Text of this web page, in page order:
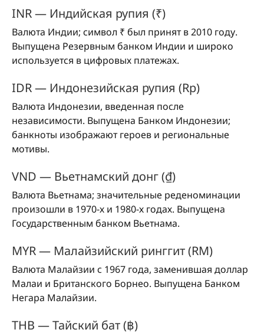
INR — Индийская рупия (₹)
Валюта Индии; символ ₹ был принят в 2010 году.
Выпущена Резервным банком Индии и широко
используется в цифровых платежах.
IDR — Индонезийская рупия (Rp)
Валюта Индонезии, введенная после
независимости. Выпущена Банком Индонезии;
банкноты изображают героев и региональные
мотивы.
VND — Вьетнамский донг (₫)
Валюта Вьетнама; значительные реденоминации
произошли в 1970-х и 1980-х годах. Выпущена
Государственным банком Вьетнама.
MYR — Малайзийский ринггит (RM)
Валюта Малайзии с 1967 года, заменившая доллар
Малаи и Британского Борнео. Выпущена Банком
Негара Малайзии.
THB — Тайский бат (฿)